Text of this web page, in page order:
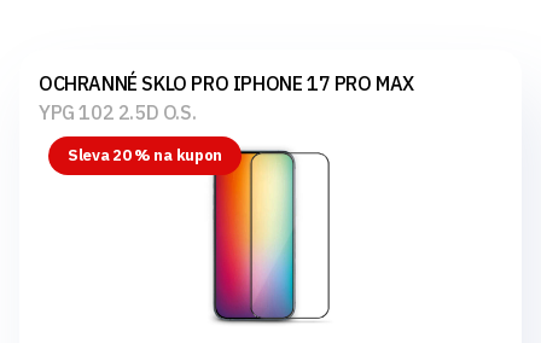
OCHRANNÉ SKLO PRO IPHONE 17 PRO MAX
YPG 102 2.5D O.S.
Sleva 20 % na kupon